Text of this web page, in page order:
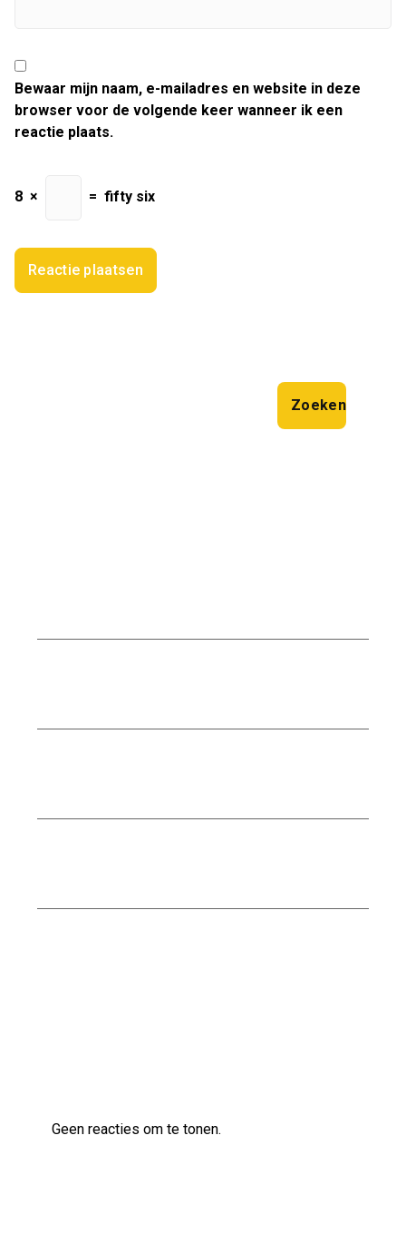
Bewaar mijn naam, e-mailadres en website in deze
browser voor de volgende keer wanneer ik een
reactie plaats.
8 × = fifty six
Zoeken
Geen reacties om te tonen.